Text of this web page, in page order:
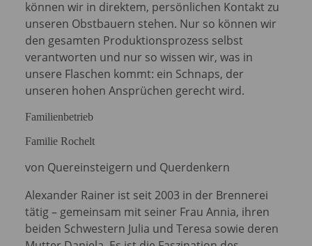
können wir in direktem, persönlichen Kontakt zu
unseren Obstbauern stehen. Nur so können wir
den gesamten Produktionsprozess selbst
verantworten und nur so wissen wir, was in
unsere Flaschen kommt: ein Schnaps, der
unseren hohen Ansprüchen gerecht wird.
Familienbetrieb
Familie Rochelt
von Quereinsteigern und Querdenkern
Alexander Rainer ist seit 2003 in der Brennerei
tätig – gemeinsam mit seiner Frau Annia, ihren
beiden Schwestern Julia und Teresa sowie deren